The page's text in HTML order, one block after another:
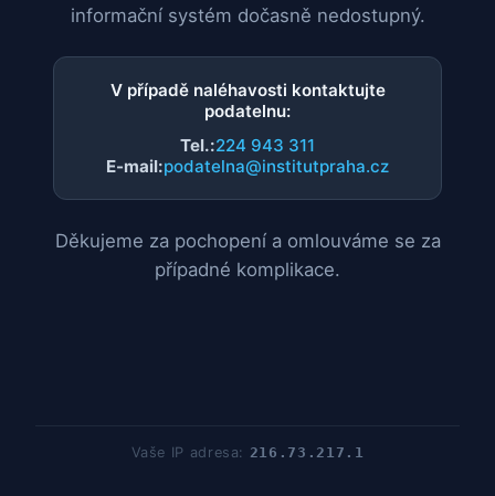
informační systém dočasně nedostupný.
V případě naléhavosti kontaktujte
podatelnu:
Tel.:224 943 311
E-mail:podatelna@institutpraha.cz
Děkujeme za pochopení a omlouváme se za
případné komplikace.
Vaše IP adresa: 216.73.217.1